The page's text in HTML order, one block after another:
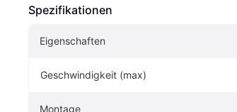
Spezifikationen
Eigenschaften
Geschwindigkeit (max)
Montage